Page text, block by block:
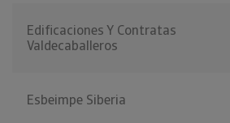
Edificaciones Y Contratas
Valdecaballeros
Esbeimpe Siberia